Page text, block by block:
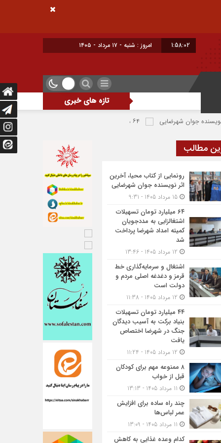
1:58:03 امروز : شنبه - ۱۷ مرداد - ۱۴۰۵
تازه های خبری
شهرضایی ۶۴ میلیارد تومان تسهیلات اشتغالزایی به مددجویان کمیته امداد شهرضا پرداخت شد
مطالب
رونمایی از کتاب محیا، آخرین
اثر نویسنده جوان شهرضایی
۶۴ میلیارد تومان تسهیلات
اشتغالزایی به مددجویان
کمیته امداد شهرضا پرداخت
شد
اشتغال و سرمایه‌گذاری خط
قرمز و دغدغه اصلی مردم و
دولت است
۴۴ میلیارد تومان تسهیلات
بنیاد برکت به آسیب دیدگان
جنگ در شهرضا اختصاص
یافت
۸ ممنوعه مهم برای کودکان
قبل از خواب
چند راه ساده برای افزایش
عمر لباس‌ها
کدام وعده غذایی به کاهش